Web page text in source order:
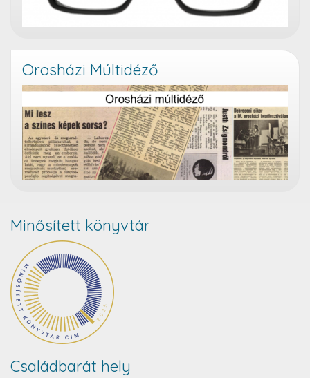
Orosházi Múltidéző
Minősített könyvtár
Családbarát hely